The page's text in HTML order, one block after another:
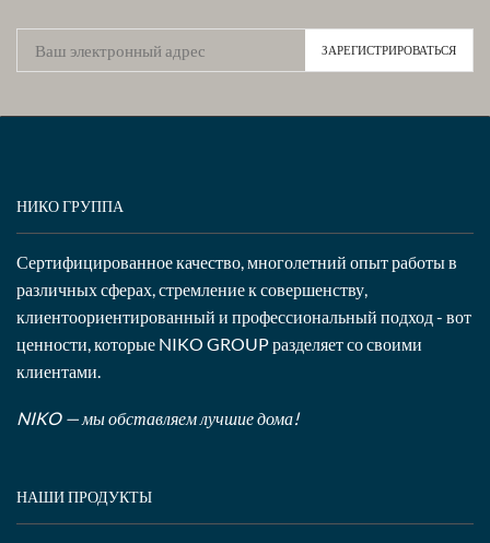
НИКО ГРУППА
Сертифицированное качество, многолетний опыт работы в
различных сферах, стремление к совершенству,
клиентоориентированный и профессиональный подход - вот
ценности, которые NIKO GROUP разделяет со своими
клиентами.
NIKO — мы обставляем лучшие дома!
НАШИ ПРОДУКТЫ